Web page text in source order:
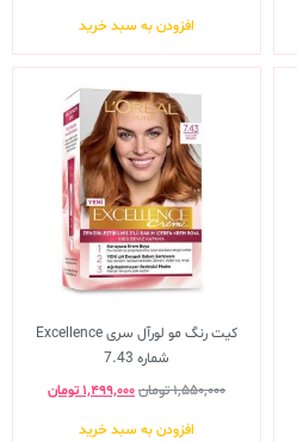
افزودن به سبد خرید
کیت رنگ مو لورآل سری Excellence
شماره 7.43
۱,۵۵۰,۰۰۰تومان۱,۴۹۹,۰۰۰ تومان
افزودن به سبد خرید